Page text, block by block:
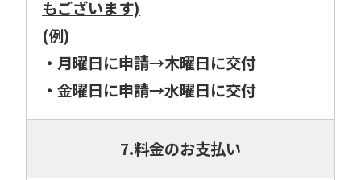
もございます)
(例)
・月曜日に申請→木曜日に交付
・金曜日に申請→水曜日に交付
7.料金のお支払い